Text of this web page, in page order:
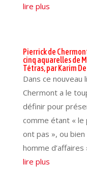
lire plus
Pierrick de
cinq aquarelles de
Tétras, par Karim
Dans ce nouveau
Chermont a le
définir pour
comme étant « le
ont pas », ou
homme d’affaires
lire plus